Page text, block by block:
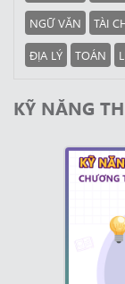
NGỮ VĂN
TÀI
ĐỊA LÝ
TOÁN
KỸ NĂNG